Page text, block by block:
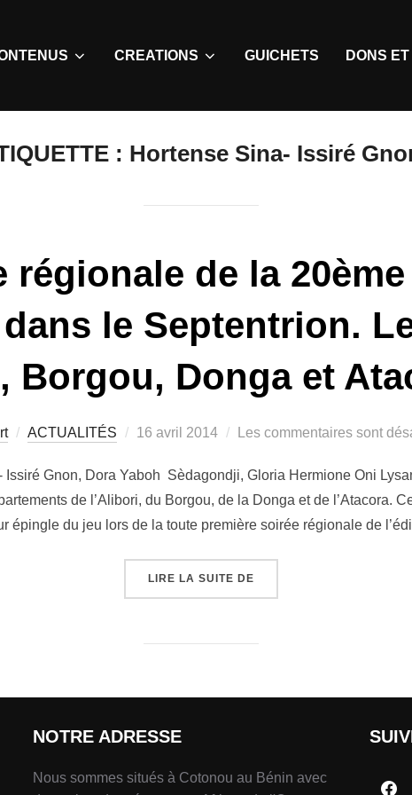
CREATIONS GUICHETS DONS
: Hortense Sina- Issiré
régionale de la
le Septentrion.
Borgou, Donga et
ACTUALITÉS 16 avril 2014 Les commentaires sont
Gnon, Dora Yaboh Sèdagondji, Gloria Hermione Oni
de l’Alibori, du Borgou, de la Donga et de l’Atacora.
épingle du jeu lors de la toute première soirée régionale de
LIRE LA SUITE DE
NOTRE ADRESSE
Nous sommes situés à Cotonou au Bénin avec